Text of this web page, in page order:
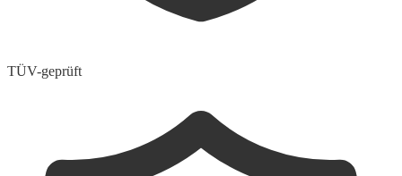
TÜV-geprüft